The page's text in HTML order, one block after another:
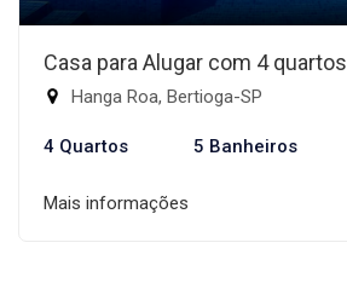
Casa para Alugar com 4 quartos
Hanga Roa, Bertioga-SP
4 Quartos 5 Banheiros
Mais informações